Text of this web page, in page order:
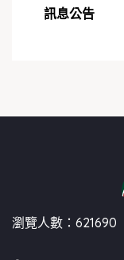
訊息公告
瀏覽人數：621690